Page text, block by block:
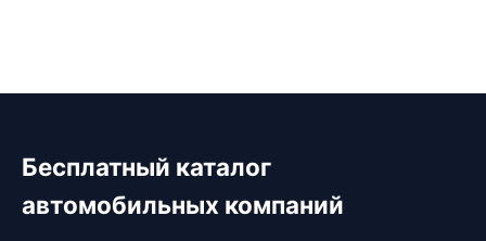
Бесплатный каталог
автомобильных компаний